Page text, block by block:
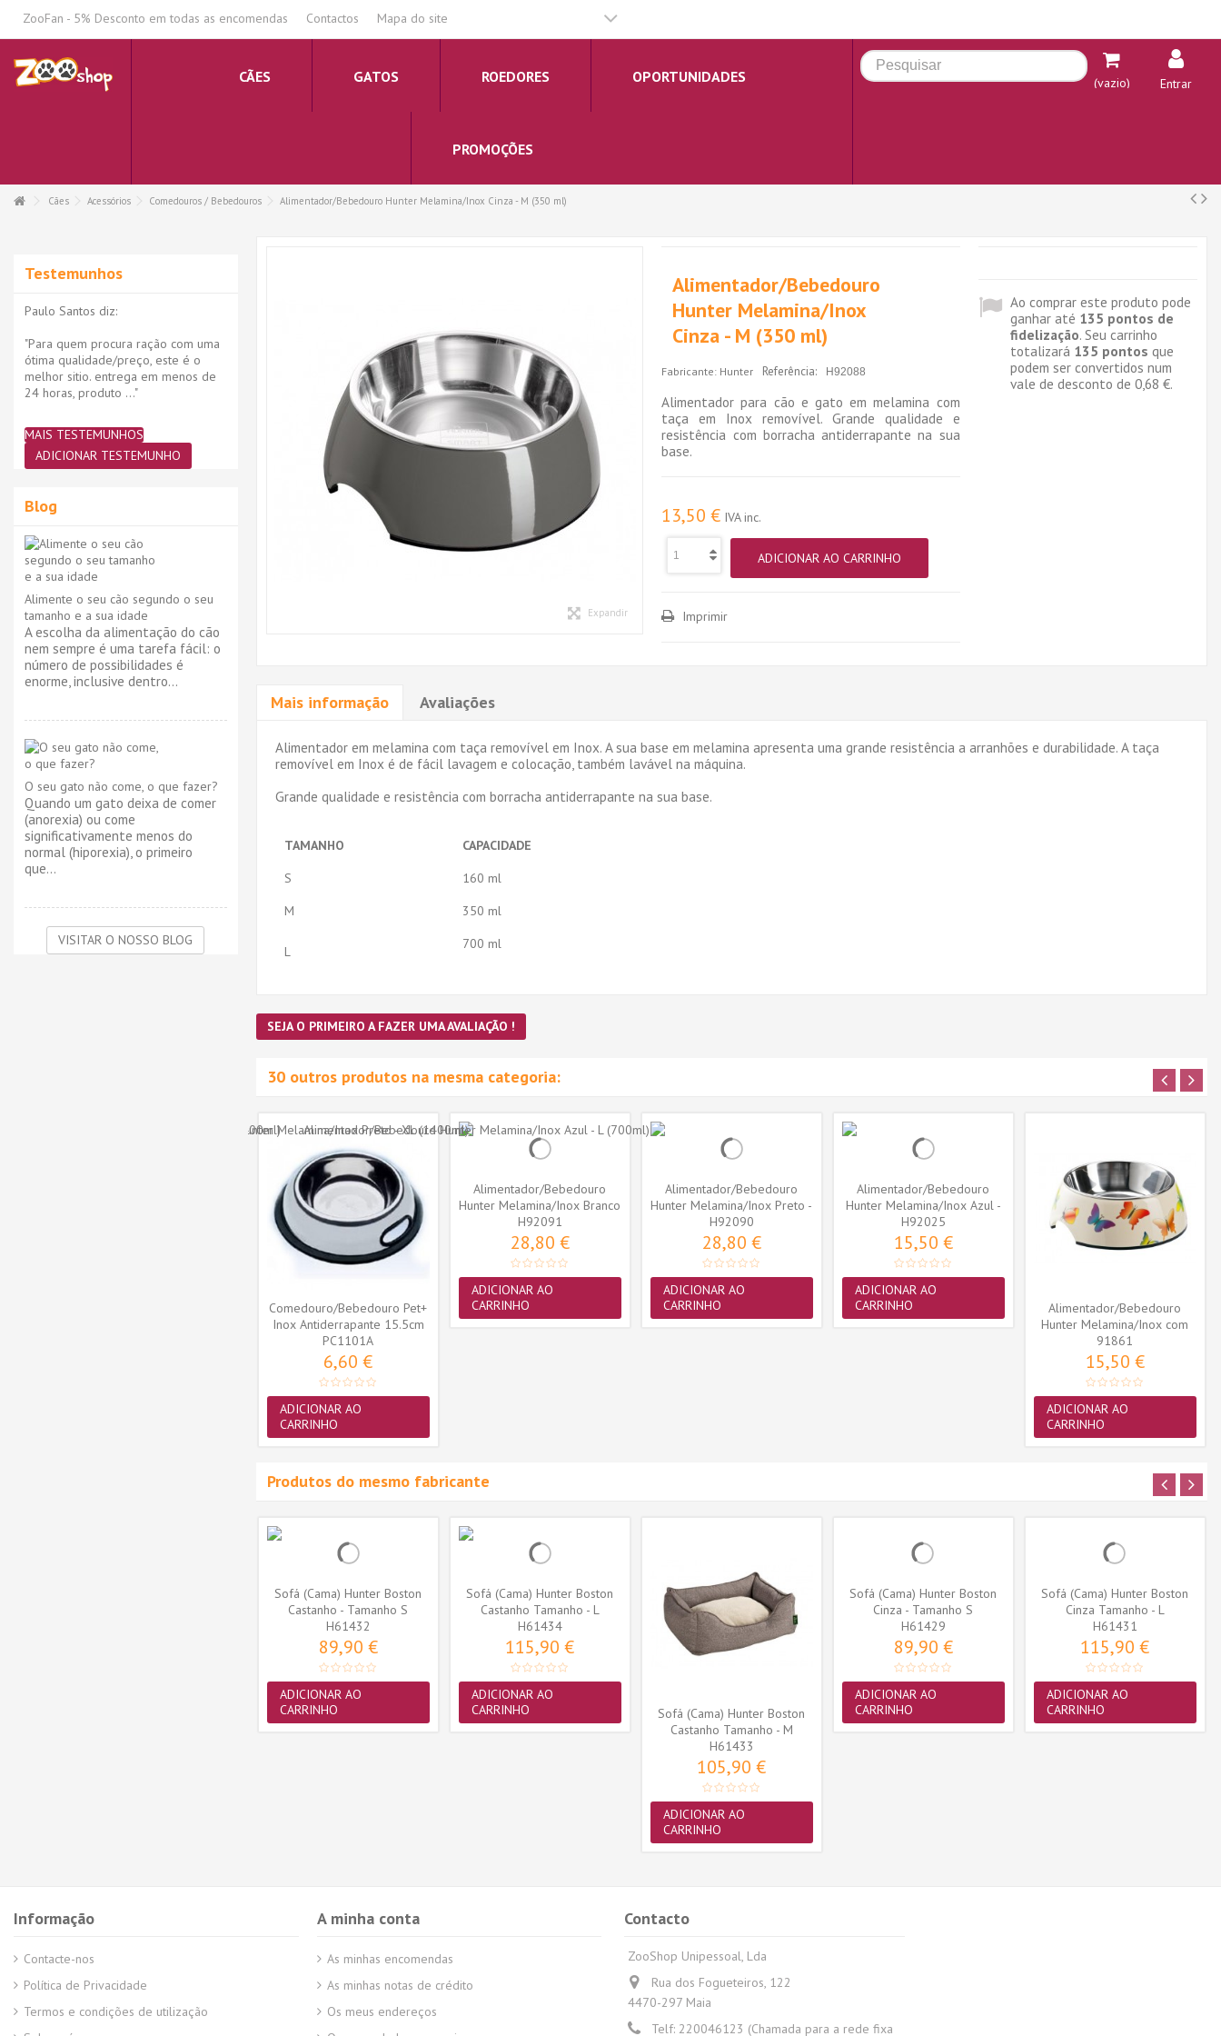
ZooFan - 5% Desconto em todas as encomendas Contactos Mapa do site
CÃES GATOS ROEDORES OPORTUNIDADES
PROMOÇÕES
(vazio) Entrar
Cães Acessórios Comedouros / Bebedouros Alimentador/Bebedouro Hunter Melamina/Inox Cinza - M (350 ml)
Expandir
Alimentador/Bebedouro
Hunter Melamina/Inox
Cinza - M (350 ml)
Fabricante: Hunter Referência: H92088
Alimentador para cão e gato em melamina com
taça em Inox removível. Grande qualidade e
resistência com borracha antiderrapante na sua
base.
13,50 € IVA inc.
ADICIONAR AO CARRINHO
Imprimir
Ao comprar este produto pode
ganhar até 135 pontos de
fidelização. Seu carrinho
totalizará 135 pontos que
podem ser convertidos num
vale de desconto de 0,68 €.
Mais informação Avaliações
Alimentador em melamina com taça removível em Inox. A sua base em melamina apresenta uma grande resistência a arranhões e durabilidade. A taça
removível em Inox é de fácil lavagem e colocação, também lavável na máquina.
Grande qualidade e resistência com borracha antiderrapante na sua base.
TAMANHO
CAPACIDADE
S
160 ml
M
350 ml
L 700 ml
SEJA O PRIMEIRO A FAZER UMA AVALIAÇÃO !
30 outros produtos na mesma categoria:
Comedouro/Bebedouro Pet+
Inox Antiderrapante 15.5cm
(240ml)
PC1101A
6,60 €
ADICIONAR AO
CARRINHO
Alimentador/Bebedouro
Hunter Melamina/Inox Branco
- XL...
H92091
28,80 €
ADICIONAR AO
CARRINHO
Alimentador/Bebedouro
Hunter Melamina/Inox Preto -
XL...
H92090
28,80 €
ADICIONAR AO
CARRINHO
Alimentador/Bebedouro
Hunter Melamina/Inox Azul -
L (700ml)
H92025
15,50 €
ADICIONAR AO
CARRINHO
Alimentador/Bebedouro
Hunter Melamina/Inox com
Borboletas...
91861
15,50 €
ADICIONAR AO
CARRINHO
Produtos do mesmo fabricante
Sofá (Cama) Hunter Boston
Castanho - Tamanho S
H61432
89,90 €
ADICIONAR AO
CARRINHO
Sofá (Cama) Hunter Boston
Castanho Tamanho - L
H61434
115,90 €
ADICIONAR AO
CARRINHO
Sofá (Cama) Hunter Boston
Castanho Tamanho - M
H61433
105,90 €
ADICIONAR AO
CARRINHO
Sofá (Cama) Hunter Boston
Cinza - Tamanho S
H61429
89,90 €
ADICIONAR AO
CARRINHO
Sofá (Cama) Hunter Boston
Cinza Tamanho - L
H61431
115,90 €
ADICIONAR AO
CARRINHO
Testemunhos
Paulo Santos diz:
"Para quem procura ração com uma
ótima qualidade/preço, este é o
melhor sitio. entrega em menos de
24 horas, produto ..."
MAIS TESTEMUNHOS
ADICIONAR TESTEMUNHO
Blog
Alimente o seu cão segundo o seu
tamanho e a sua idade
A escolha da alimentação do cão
nem sempre é uma tarefa fácil: o
número de possibilidades é
enorme, inclusive dentro...
O seu gato não come, o que fazer?
Quando um gato deixa de comer
(anorexia) ou come
significativamente menos do
normal (hiporexia), o primeiro
que...
VISITAR O NOSSO BLOG
Informação
Contacte-nos
Política de Privacidade
Termos e condições de utilização
A minha conta
As minhas encomendas
As minhas notas de crédito
Os meus endereços
Contacto
ZooShop Unipessoal, Lda
Rua dos Fogueteiros, 122
4470-297 Maia
Telf: 220046123 (Chamada para a rede fixa